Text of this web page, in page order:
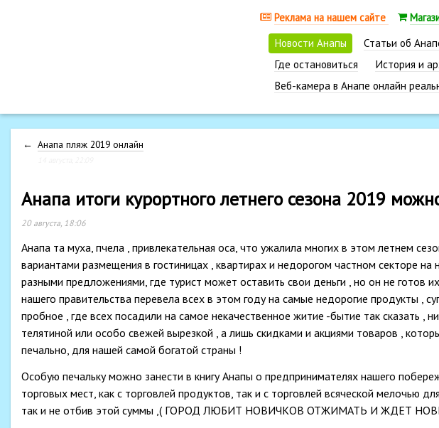
Реклама на нашем сайте
Новости Анапы
Статьи об
Где остановиться
История и
Веб-камера в Анапе онлайн
← Анапа пляж 2019 онлайн
Анапа итоги курортного летнего сезона 2019
20 августа, 18:06
Анапа та муха, пчела , привлекательная оса, что ужалила многих в этом летнем
вариантами размещения в гостиницах , квартирах и недорогом частном секторе
разными предложениями, где турист может оставить свои деньги , но он не готов
нашего правительства перевела всех в этом году на самые недорогие продукты ,
пробное , где всех посадили на самое некачественное житие -бытие так сказать ,
телятиной или особо свежей вырезкой , а лишь скидками и акциями товаров ,
печально, для нашей самой богатой страны !
Особую печальку можно занести в книгу Анапы о предпринимателях нашего
торговых мест, как с торговлей продуктов, так и с торговлей всяческой мелочью
так и не отбив этой суммы ,( ГОРОД ЛЮБИТ НОВИЧКОВ ОТЖИМАТЬ И ЖДЕТ